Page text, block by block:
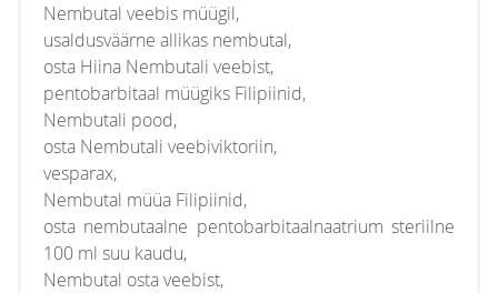
Nembutal veebis müügil,
usaldusväärne allikas nembutal,
osta Hiina Nembutali veebist,
pentobarbitaal müügiks Filipiinid,
Nembutali pood,
osta Nembutali veebiviktoriin,
vesparax,
Nembutal müüa Filipiinid,
osta nembutaalne pentobarbitaalnaatrium steriilne
100 ml suu kaudu,
Nembutal osta veebist,